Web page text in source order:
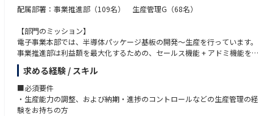
配属部署：事業推進部（109名） 生産管理G（68名）
【部門のミッション】
電子事業本部では、半導体パッケージ基板の開発～生産を行っています。
事業推進部は利益額を最大化するための、セールス機能 + アドミ機能を融
合した、全体の司令塔を担っており、生産管理Gは工場運営状態の健全性
の見張り＝監視・コンダクターとして生産計画の立案や生産状況の管理を
行っています。
【業務内容】
求める経験 / スキル
■必須要件
・生産能力の調整、および納期・進捗のコントロールなどの生産管理の経
験をお持ちの方